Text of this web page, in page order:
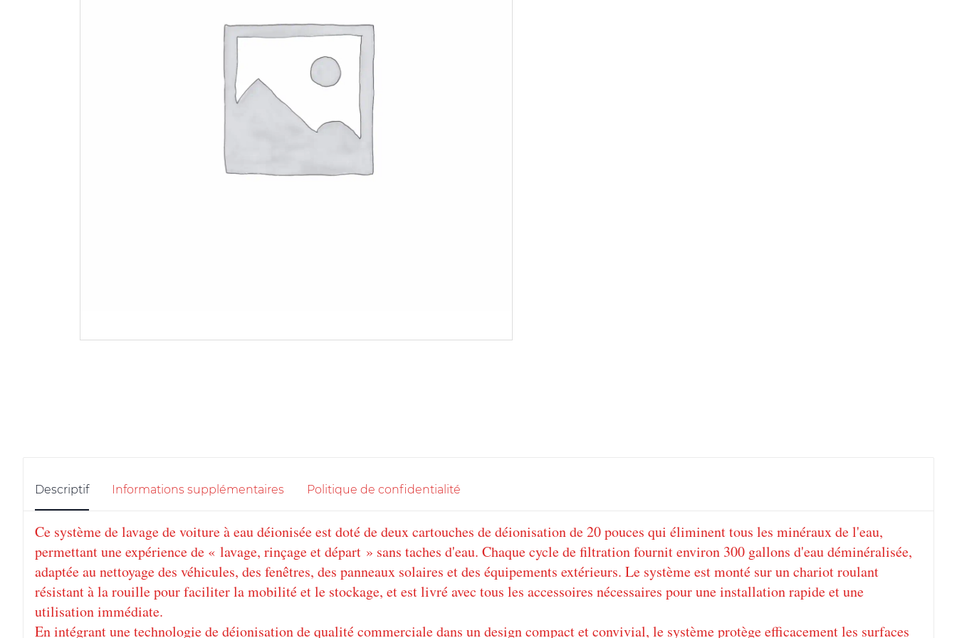
Descriptif Informations supplémentaires Politique de confidentialité
Ce système de lavage de voiture à eau déionisée est doté de deux cartouches de déionisation de 20 pouces qui éliminent tous les minéraux de l'eau,
permettant une expérience de « lavage, rinçage et départ » sans taches d'eau. Chaque cycle de filtration fournit environ 300 gallons d'eau déminéralisée,
adaptée au nettoyage des véhicules, des fenêtres, des panneaux solaires et des équipements extérieurs. Le système est monté sur un chariot roulant
résistant à la rouille pour faciliter la mobilité et le stockage, et est livré avec tous les accessoires nécessaires pour une installation rapide et une
utilisation immédiate.
En intégrant une technologie de déionisation de qualité commerciale dans un design compact et convivial, le système protège efficacement les surfaces